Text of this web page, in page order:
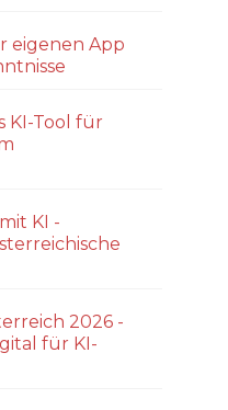
eigenen App
KI-Tool für
KI -
2026 -
für KI-